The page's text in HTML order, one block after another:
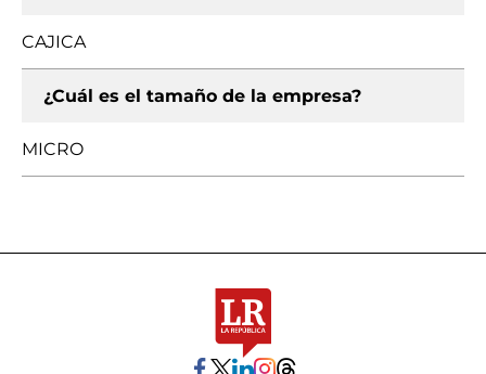
CAJICA
¿Cuál es el tamaño de la empresa?
MICRO